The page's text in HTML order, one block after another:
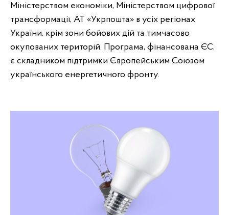
Міністерством економіки, Міністерством цифрової
трансформації, АТ «Укрпошта» в усіх регіонах
України, крім зони бойових дій та тимчасово
окупованих територій. Програма, фінансована ЄС,
є складником підтримки Європейським Союзом
українського енергетичного фронту.